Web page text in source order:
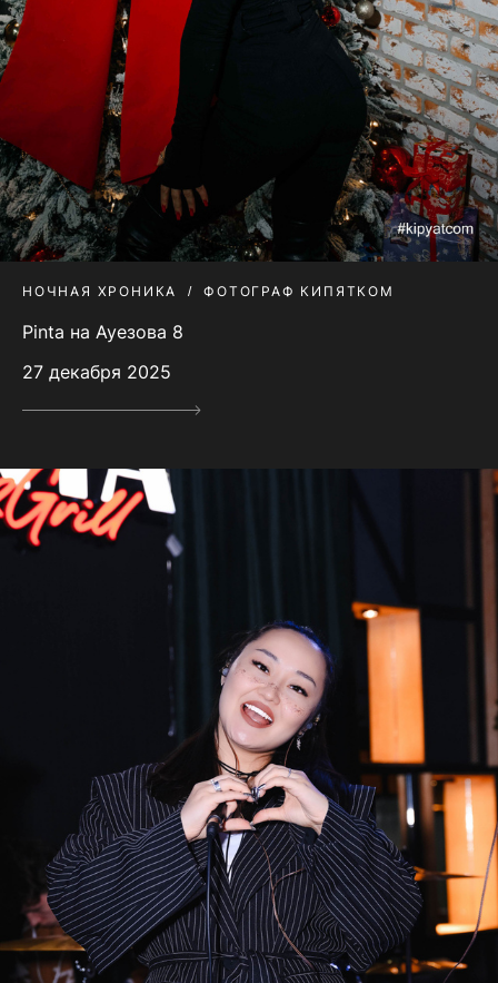
НОЧНАЯ ХРОНИКА ФОТОГРАФ КИПЯТКОМ
Pinta на Ауезова 8
27 декабря 2025